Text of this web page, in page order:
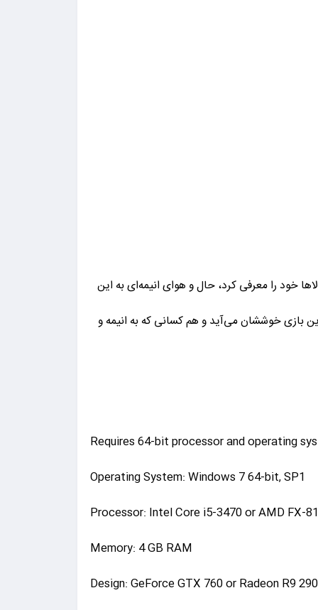
با هیولاها خود را معرفی کرد، حال و هوای انیمه‌ای به این
بازی خوششان می‌آید و هم کسانی که به انیمه و
Requires 64-bit processor and operating
Operating System: Windows 7 64-bit, SP1
Processor: Intel Core i5-3470 or AMD FX-
Memory: 4 GB RAM
Design: GeForce GTX 760 or Radeon R9